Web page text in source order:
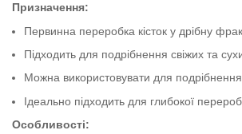
Призначення:
Первинна переробка кісток у дрібну
Підходить для подрібнення свіжих та
Можна використовувати для
Ідеально підходить для глибокої
Особливості: